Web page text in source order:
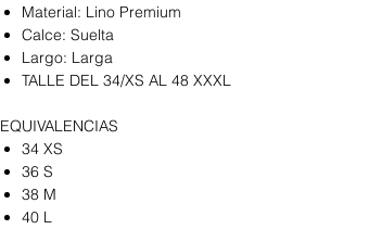
Material: Lino Premium
Calce: Suelta
Largo: Larga
TALLE DEL 34/XS AL 48 XXXL
EQUIVALENCIAS
34 XS
36 S
38 M
40 L